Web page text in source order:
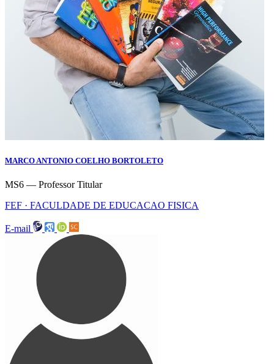
MARCO ANTONIO COELHO BORTOLETO
MS6 — Professor Titular
FEF · FACULDADE DE EDUCACAO FISICA
E-mail